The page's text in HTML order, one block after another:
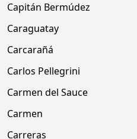
Capitán Bermúdez
Caraguatay
Carcarañá
Carlos Pellegrini
Carmen del Sauce
Carmen
Carreras